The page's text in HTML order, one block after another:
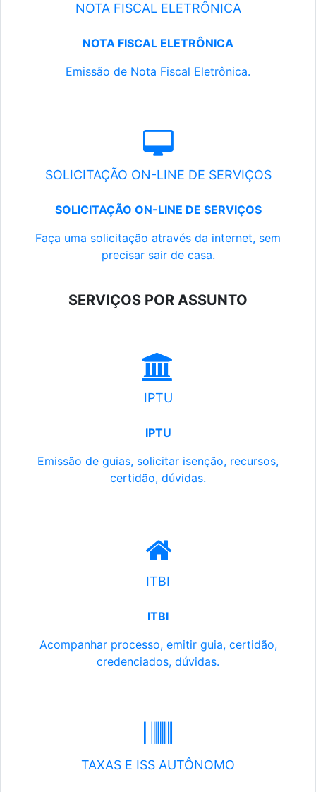
NOTA FISCAL ELETRÔNICA
NOTA FISCAL ELETRÔNICA
Emissão de Nota Fiscal Eletrônica.
SOLICITAÇÃO ON-LINE DE SERVIÇOS
SOLICITAÇÃO ON-LINE DE SERVIÇOS
Faça uma solicitação através da internet, sem
precisar sair de casa.
SERVIÇOS POR ASSUNTO
IPTU
IPTU
Emissão de guias, solicitar isenção, recursos,
certidão, dúvidas.
ITBI
ITBI
Acompanhar processo, emitir guia, certidão,
credenciados, dúvidas.
TAXAS E ISS AUTÔNOMO